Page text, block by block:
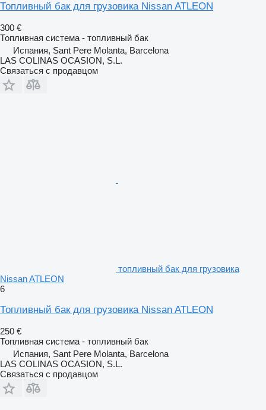
Топливный бак для грузовика Nissan ATLEON
300 €
Топливная система - топливный бак
Испания, Sant Pere Molanta, Barcelona
LAS COLINAS OCASION, S.L.
Связаться с продавцом
топливный бак для грузовика
Nissan ATLEON
6
Топливный бак для грузовика Nissan ATLEON
250 €
Топливная система - топливный бак
Испания, Sant Pere Molanta, Barcelona
LAS COLINAS OCASION, S.L.
Связаться с продавцом